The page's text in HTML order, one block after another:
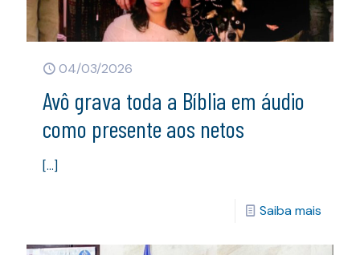
04/03/2026
Avô grava toda a Bíblia em áudio
como presente aos netos
[…]
Saiba mais